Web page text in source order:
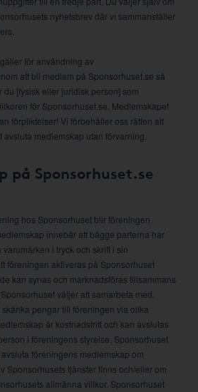
nyhetsbrev där vi sammanställer
för användning av
att bli medlem på Sponsorhuset.se så
[fysisk eller juridisk person] som
för Sponsorhuset.se. Medlemskapet
förpliktelser! Vi förbehåller oss rätten att
medlemskap utan förvarning.
på Sponsorhuset.se
hos Sponsorhuset blir föreningen
innebär att bägge parterna har
i tryck och skrift i sin
föreningen aktiveras på Sponsorhuset
kan synas och marknadsföras tillsammans
väljer att samarbeta med.
pengar till föreningen via olika
är kostnadsfritt och kan avslutas
i föreningens styrelse. Sponsorhuset
föreningens medlemskap om
Sponsorhusets tjänster finns och/eller om
allmänna villkor. Sponsorhuset